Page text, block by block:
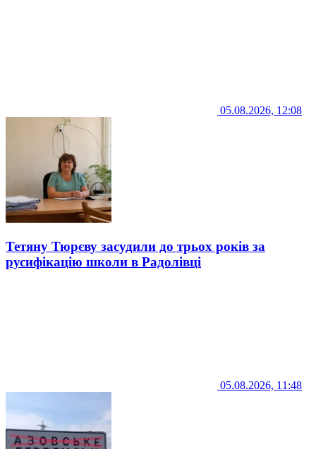
05.08.2026, 12:08
Тетяну Тюрєву засудили до трьох років за
русифікацію школи в Радолівці
05.08.2026, 11:48